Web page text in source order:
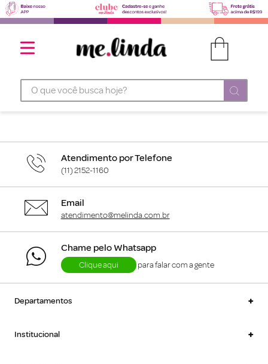
O que você busca hoje?
Atendimento por Telefone
(11) 2152-1160
Email
atendimento@melinda.com.br
Chame pelo Whatsapp
Clique aqui para falar com a gente
Departamentos +
Institucional +